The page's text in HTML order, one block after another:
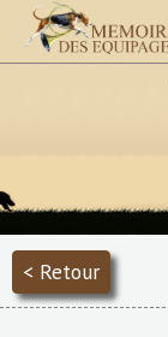
< Retour